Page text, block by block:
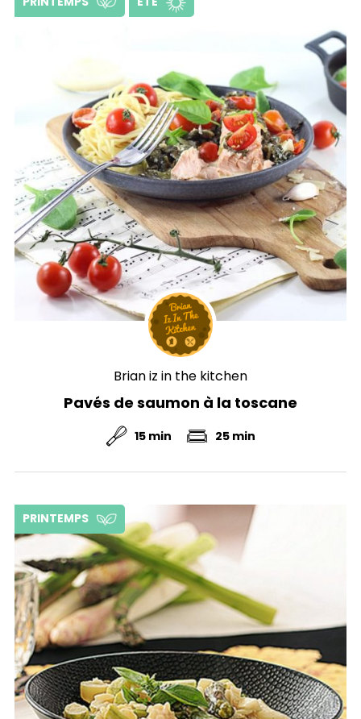
Brian iz in the kitchen
Pavés de saumon à la toscane
15 min 25 min
PRINTEMPS